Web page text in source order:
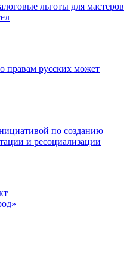
льготы для мастеров
правам русских может
по созданию
и ресоциализации